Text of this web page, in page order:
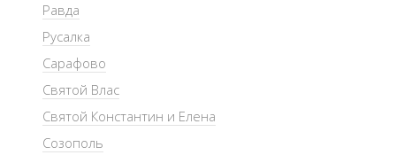
Равда
Русалка
Сарафово
Святой Влас
Святой Константин и Елена
Созополь